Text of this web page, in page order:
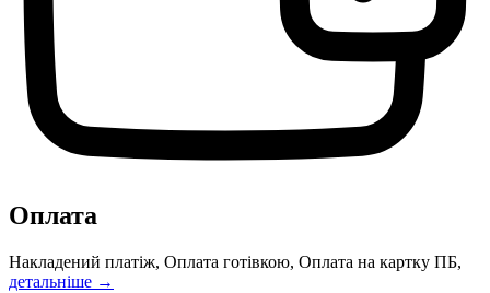
Оплата
Накладений платіж, Оплата готівкою, Оплата на картку ПБ,
детальніше →